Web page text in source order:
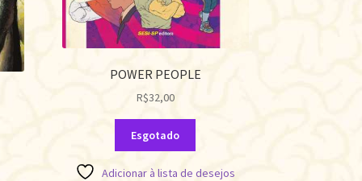
POWER PEOPLE
R$32,00
Esgotado
Adicionar à lista de desejos